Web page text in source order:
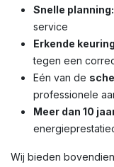
Snelle planning:
service
Erkende
tegen een
Eén van de
professionele
Meer dan 10
Wij bieden